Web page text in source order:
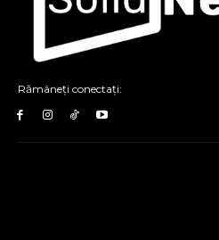
Rămâneți conectați: